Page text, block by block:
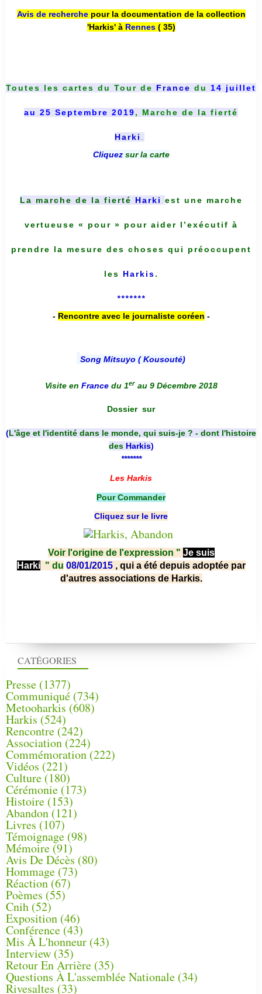
CATÉGORIES
Presse (1377)
Communiqué (734)
Metooharkis (608)
Harkis (524)
Rencontre (242)
Association (224)
Commémoration(222)
Vidéos (221)
Culture(180)
Cérémonie (173)
Histoire (153)
Abandon(121)
Livres (107)
Témoignage (98)
Mémoire (91)
Avis De Décès (80)
Hommage (73)
Réaction(67)
Poèmes (55)
Cnih (52)
Exposition (46)
Conférence(43)
Mis À L'honneur (43)
Interview (35)
Retour En Arrière (35)
Questions À L'assemblée Nationale (34)
Rivesaltes (33)
Avis de recherche pour la documentation de la collection
'Harkis' à Rennes( 35)
Toutes les cartes du Tour de France du 14 juillet
au 25 Septembre 2019, Marche de la fierté
Harki .
Cliquez sur la carte
La marche de la fierté Harki est une marche
vertueuse « pour » pour aider l’exécutif à
prendre la mesure des choses qui préoccupent
les Harkis.
*******
- Rencontre avec le journaliste coréen -
Song Mitsuyo ( Kousouté)
Visite en France du 1er au 9 Décembre 2018
Dossier sur
(L'âge et l'identité dans le monde, qui suis-je ? - dont l'histoire
des Harkis)
*******
Les Harkis
Pour Commander
Cliquez sur le livre
Voir l'origine de l'expression " Je suis
Harki " du 08/01/2015 , qui a été depuis adoptée par
d'autres associations de Harkis.